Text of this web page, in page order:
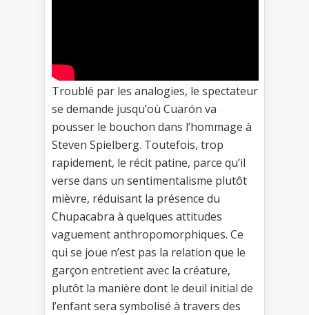
Troublé par les analogies, le spectateur
se demande jusqu’où Cuarón va
pousser le bouchon dans l’hommage à
Steven Spielberg. Toutefois, trop
rapidement, le récit patine, parce qu’il
verse dans un sentimentalisme plutôt
mièvre, réduisant la présence du
Chupacabra à quelques attitudes
vaguement anthropomorphiques. Ce
qui se joue n’est pas la relation que le
garçon entretient avec la créature,
plutôt la manière dont le deuil initial de
l’enfant sera symbolisé à travers des